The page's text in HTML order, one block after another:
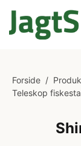
Forside /
Teleskop